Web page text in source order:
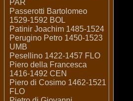
PAR
Passerotti Bartolomeo
1529-1592 BOL
Patinir Joachim 1485-1524
Perugino Petro 1450-1523
UMB
Pesellino 1422-1457 FLO
Piero della Francesca
1416-1492 CEN
Piero di Cosimo 1462-1521
FLO